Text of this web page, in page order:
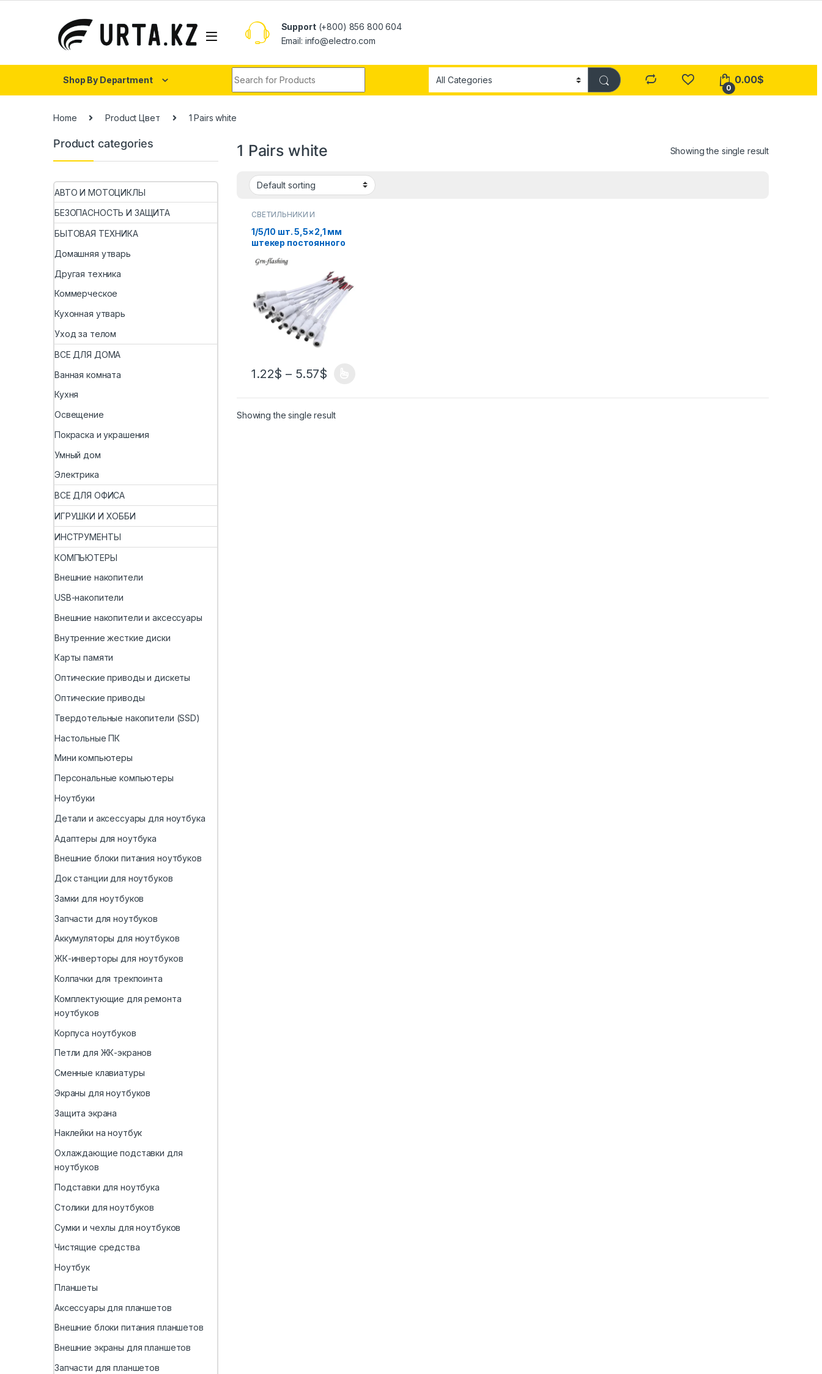
Support(+800) 856 800 604
Email: info@electro.com
Shop By Department
0
0.00$
Home Product Цвет 1 Pairs white
1 Pairs white Showing the single result
СВЕТИЛЬНИКИ И
1/5/10 шт. 5,5×2,1 мм
штекер постоянного
кабель разъем
видеонаблюдения
одноцветный 3528
5050 светодиодный
ленточный
светильник
1.22$ – 5.57$
Showing the single result
Product categories
АВТО И МОТОЦИКЛЫ
БЕЗОПАСНОСТЬ И ЗАЩИТА
БЫТОВАЯ ТЕХНИКА
Домашняя утварь
Другая техника
Коммерческое
Кухонная утварь
Уход за телом
ВСЕ ДЛЯ ДОМА
Ванная комната
Кухня
Освещение
Покраска и украшения
Умный дом
Электрика
ВСЕ ДЛЯ ОФИСА
ИГРУШКИ И ХОББИ
ИНСТРУМЕНТЫ
КОМПЬЮТЕРЫ
Внешние накопители
USB-накопители
Внешние накопители и аксессуары
Внутренние жесткие диски
Карты памяти
Оптические приводы и дискеты
Оптические приводы
Твердотельные накопители (SSD)
Настольные ПК
Мини компьютеры
Персональные компьютеры
Ноутбуки
Детали и аксессуары для ноутбука
Адаптеры для ноутбука
Внешние блоки питания ноутбуков
Док станции для ноутбуков
Замки для ноутбуков
Запчасти для ноутбуков
Аккумуляторы для ноутбуков
ЖК-инверторы для ноутбуков
Колпачки для трекпоинта
Комплектующие для ремонта
ноутбуков
Корпуса ноутбуков
Петли для ЖК-экранов
Сменные клавиатуры
Экраны для ноутбуков
Защита экрана
Наклейки на ноутбук
Охлаждающие подставки для
ноутбуков
Подставки для ноутбука
Столики для ноутбуков
Сумки и чехлы для ноутбуков
Чистящие средства
Ноутбук
Планшеты
Аксессуары для планшетов
Внешние блоки питания планшетов
Внешние экраны для планшетов
Запчасти для планшетов